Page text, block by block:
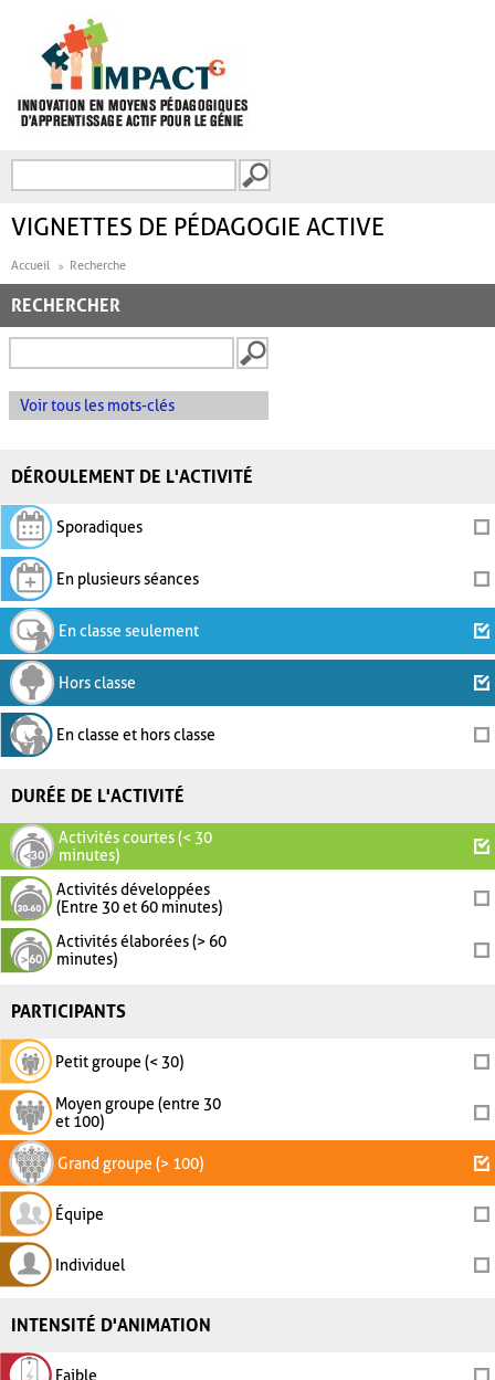
FORMULAIRE DE
VIGNETTES DE PÉDAGOGIE ACTIVE
Accueil Recherche
RECHERCHER
Voir tous les mots-clés
DÉROULEMENT DE L'ACTIVITÉ
Sporadiques
En plusieurs séances
En classe seulement
Hors classe
En classe et hors classe
DURÉE DE L'ACTIVITÉ
Activités courtes (< 30
minutes)
Activités développées
(Entre 30 et 60 minutes)
Activités élaborées (> 60
minutes)
PARTICIPANTS
Petit groupe (< 30)
Moyen groupe (entre 30
et 100)
Grand groupe (> 100)
Équipe
Individuel
INTENSITÉ D'ANIMATION
Faible